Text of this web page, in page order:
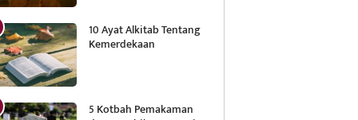
10 Ayat Alkitab Tentang
Kemerdekaan
5 Kotbah Pemakaman